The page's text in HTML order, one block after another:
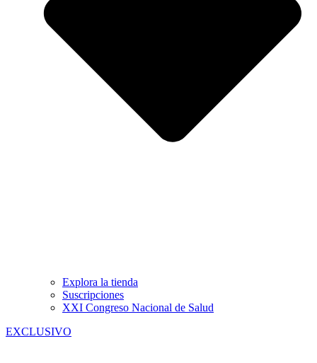
Explora la tienda
Suscripciones
XXI Congreso Nacional de Salud
EXCLUSIVO